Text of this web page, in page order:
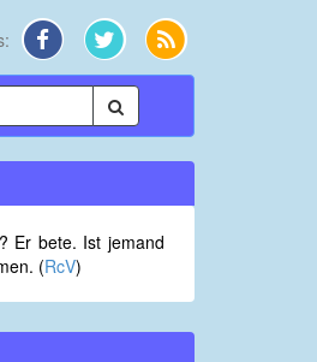
Er bete. Ist jemand
(RcV)